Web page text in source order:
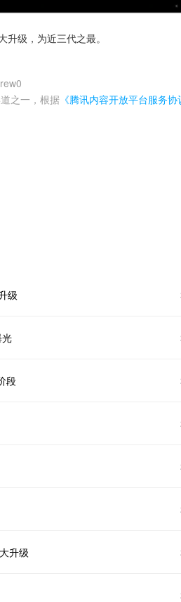
级，为近三代之最。
之一，根据 《腾讯内容开放平台服务协
级
段
升级